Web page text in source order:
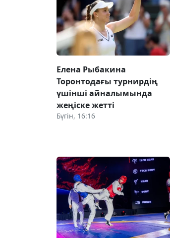
Елена Рыбакина
Торонтодағы турнирдің
үшінші айналымында
жеңіске жетті
Бүгін, 16:16